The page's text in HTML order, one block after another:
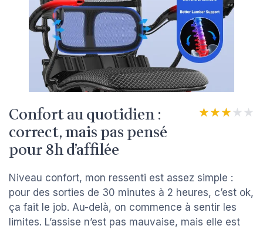
Confort au quotidien :
correct, mais pas pensé
pour 8h d’affilée
★★★★★
★★★★★
Niveau confort, mon ressenti est assez simple :
pour des sorties de 30 minutes à 2 heures, c’est ok,
ça fait le job. Au-delà, on commence à sentir les
limites. L’assise n’est pas mauvaise, mais elle est